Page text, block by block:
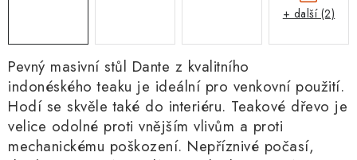
Pevný masivní stůl Dante z kvalitního
indonéského teaku je ideální pro venkovní použití.
Hodí se skvěle také do interiéru. Teakové dřevo je
velice odolné proti vnějším vlivům a proti
mechanickému poškození. Nepříznivé počasí,
+ další (2)